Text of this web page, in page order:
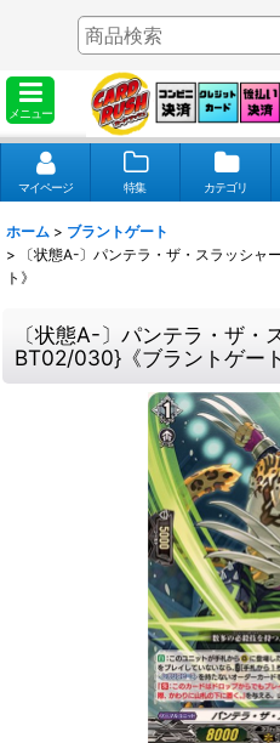
メニュー
マイページ 特集 カテゴリ
ホーム > ブラントゲート
>
〔状態A-〕パンテラ・ザ・スラッシ
ト》
〔状態A-〕パンテラ・ザ・
BT02/030}《ブラントゲート